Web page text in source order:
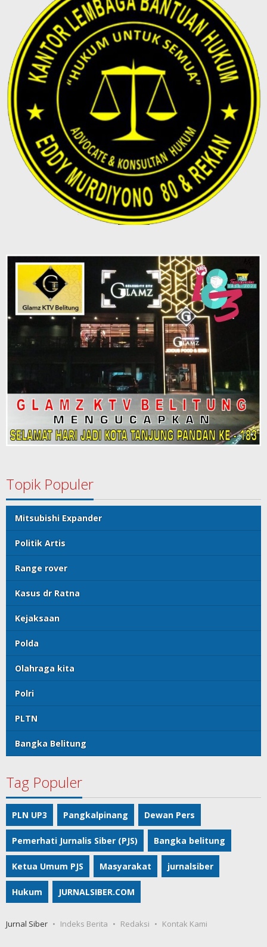
Topik Populer
Mitsubishi Expander
Politik Artis
Range rover
Kasus dr Ratna
Kejaksaan
Polda
Olahraga kita
Polri
PLTN
Bangka Belitung
Tag Populer
PLN UP3 Pangkalpinang Dewan Pers
Pemerhati Jurnalis Siber (PJS) Bangka belitung
Ketua Umum PJS Masyarakat jurnalsiber
Hukum JURNALSIBER.COM
Jurnal Siber Indeks Berita Redaksi Kontak Kami